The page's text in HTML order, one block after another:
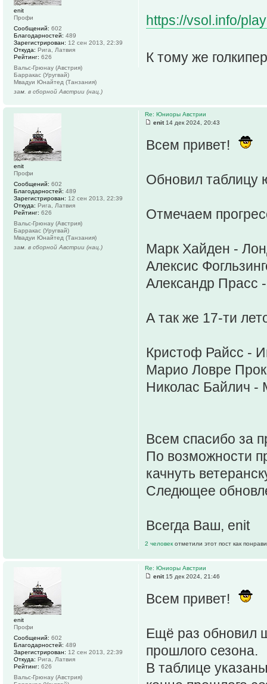
https://vsol.info/
К тому же
enit
Профи
Сообщений: 602
Благодарностей: 489
Зарегистрирован: 12 сен 2013, 22:39
Откуда: Рига, Латвия
Рейтинг: 626
Вальс-Грюнау (Австрия)
Барракас (Уругвай)
Мвадуи Юнайтед (Танзания)
зам. в сборной Австрии (нац.)
Re: Юниоры Австрии
enit14 дек 2024, 20:43
Всем привет!
Обновил таблицу
Отмечаем
Марк Хайден -
Алексис
Александр Прасс
А так же 17-ти
Кристоф Райсс -
Марио Ловре
Николас Байлич -
Всем спасибо за
По возможности
качнуть
Следющее
Всегда Ваш, enit
2 человек отметили этот пост как
enit
Профи
Сообщений: 602
Благодарностей: 489
Зарегистрирован: 12 сен 2013, 22:39
Откуда: Рига, Латвия
Рейтинг: 626
Вальс-Грюнау (Австрия)
Барракас (Уругвай)
Мвадуи Юнайтед (Танзания)
зам. в сборной Австрии (нац.)
Re: Юниоры Австрии
enit15 дек 2024, 21:46
Всем привет!
Ещё раз обновил
прошлого сезона.
В таблице
enit
Профи
Сообщений: 602
Благодарностей: 489
Зарегистрирован: 12 сен 2013, 22:39
Откуда: Рига, Латвия
Рейтинг: 626
Вальс-Грюнау (Австрия)